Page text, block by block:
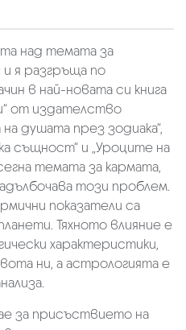
над темата за
я разгръща по
в най-новата си книга
от издателство
душата през зодиака“,
същност“ и „Уроците на
темата за кармата,
този проблем.
показатели са
Тяхното влияние е
характеристики,
ни, а астрологията е
за присъствието на